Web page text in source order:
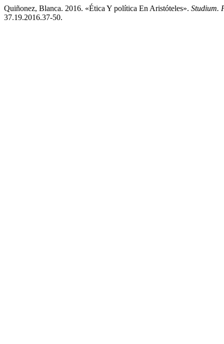
Quiñonez, Blanca. 2016. «Ética Y política En Aristóteles». Studium.
37.19.2016.37-50.